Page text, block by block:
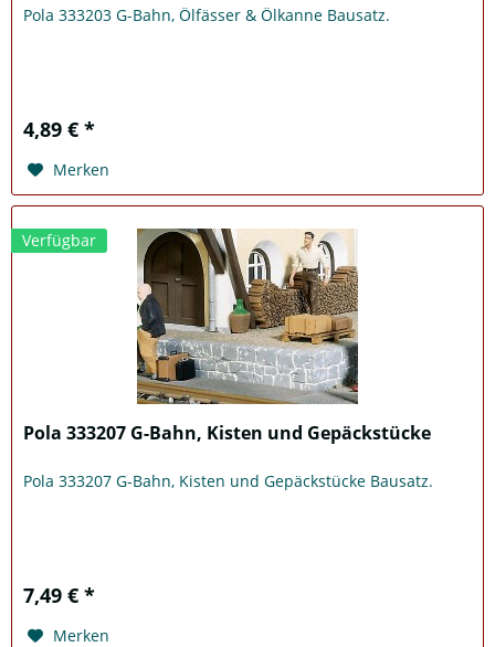
Pola 333203 G-Bahn, Ölfässer & Ölkanne Bausatz.
4,89 € *
Merken
Verfügbar
Pola 333207 G-Bahn, Kisten und Gepäckstücke
Pola 333207 G-Bahn, Kisten und Gepäckstücke Bausatz.
7,49 € *
Merken